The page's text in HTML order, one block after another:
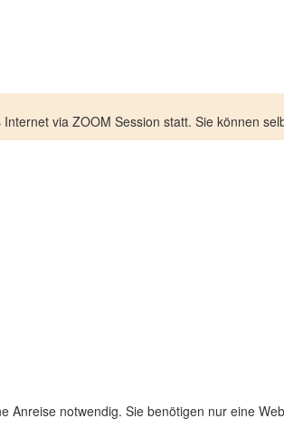
Internet via ZOOM Session statt. Sie können
notwendig. Sie benötigen nur eine